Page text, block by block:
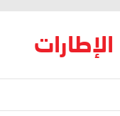
الإطارات